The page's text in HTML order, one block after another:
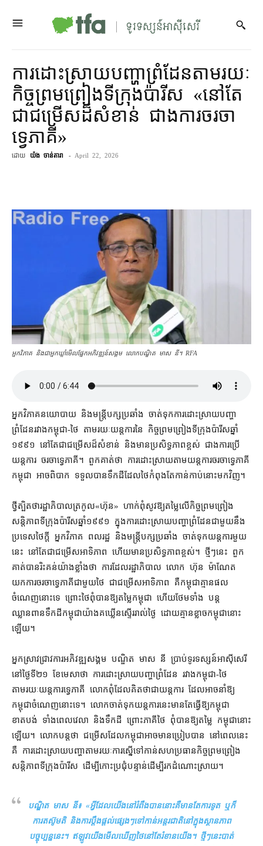
ការ​ដោះស្រាយ​បញ្ហា​ព្រំដែន​តាមរយៈ​
កិច្ចព្រមព្រៀង​ទីក្រុង​ប៉ារីស «នៅតែ​
ជា​ជម្រើស​ដ៏​សំខាន់ ជាង​ការ​ចរចា​
ទ្វេ​ភាគី»
ដោយ យ៉ង ចាន់តារា - April 22, 2026
អ្នក​វិភាគ និង​ជា​អ្នក​ឃ្លាំមើល​ផ្នែក​អភិវឌ្ឍន៍​សង្គម លោក​បណ្ឌិត មាស នី។ RFA
អ្នកវិភាគ​នយោបាយ និង​មន្ត្រី​បក្ស​ប្រឆាំង ចាត់ទុក​ការ​ដោះស្រាយ​បញ្ហា​
ព្រំដែន​រវាង​កម្ពុជា​-​ថៃ តាមរយៈ​យន្តការ​នៃ កិច្ចព្រមព្រៀង​ទីក្រុង​ប៉ារីស​ឆ្នាំ​
១៩៩១ នៅតែ​ជា​ជម្រើស​ដ៏​សំខាន់ និង​មាន​ប្រសិទ្ធភាព​ខ្ពស់ ជាង​ការប្រើ​
យន្តការ ចរចា​ទ្វេភាគី​។ ពួកគាត់​ថា ការ​ដោះស្រាយ​តាម​យន្ត​ការចរចា​ទ្វេភាគី​
កម្ពុជា អាច​ពិបាក ទទួល​បាន​ទឹកដី​ដែល​ថៃ​កំពុងតែ​កាន់កាប់​នោះ​មក​វិញ។
ថ្វី​ត្បិត​ថា​រដ្ឋាភិបាល​ត្រកូល​«​ហ៊ុន​» ហាក់​ពុំ​សូវ​ឱ្យ​តម្លៃ​លើ​កិច្ចព្រមព្រៀង​
សន្តិភាព​ទីក្រុង​ប៉ារីស​ឆ្នាំ​១៩៩១ ក្នុង​ការ​ដោះស្រាយ​បញ្ហា​ព្រំដែន​ជាមួយនឹង​
ប្រទេស​ថៃ​ក្ដី អ្នកវិភាគ ពលរដ្ឋ និង​មន្ត្រី​បក្ស​ប្រឆាំង ចាត់ទុក​យន្តការ​មួយ​
នេះ នៅតែ​ជា​ជម្រើស​អាទិភាព ហើយ​មាន​ប្រសិទ្ធភាព​ខ្ពស់​។ ថ្មីៗ​នេះ ពួក
គាត់​បាន​រិះគន់​យ៉ាង​ខ្លាំង​ថា ការ​ដែល​រដ្ឋាភិបាល លោក ហ៊ុន ម៉ាណែត
យក​ការចរចា​ទ្វេភាគី​ជាមួយ​ថៃ ជា​ជម្រើស​អាទិភាព គឺ​កម្ពុជា​គ្មាន​ផល​
ចំណេញ​នោះ​ទេ ព្រោះ​ថៃ​ពុំ​បានឱ្យ​តម្លៃ​កម្ពុជា ហើយ​ថែមទាំង បន្ត​
ឈ្លានពាន​ទឹកដី​កម្ពុជា​យ៉ាង​គឃ្លើន​ស្ទើរ​រាល់ថ្ងៃ ដោយ​គ្មាន​ខ្លាច​កម្ពុជា​នោះ​
ឡើយ។
អ្នកស្រាវជ្រាវ​ការ​អភិវឌ្ឍ​សង្គម បណ្ឌិត មាស នី ប្រាប់​ទូរទស្សន៍​អាស៊ីសេរី​
នៅ​ថ្ងៃទី​២១ ខែ​មេសា​ថា ការ​ដោះស្រាយ​បញ្ហា​ព្រំដែន រវាង​កម្ពុជា​-​ថៃ​
តាមរយៈ​យន្តការ​ទ្វេភាគី លោក​ពុំដែល​គិតថា​ជា​យន្តការ ដែល​អាច​នាំ​ឱ្យ​
កម្ពុជា​ចំណេញ​នោះ​ទេ។ លោក​ចាត់ទុក​យន្តការ​នេះ​មានតែ​ធ្វើ​ឱ្យ​កម្ពុជា​
ខាតបង់ ទាំង​ពេលវេលា និង​ទឹកដី ព្រោះ​ភាគី​ថៃ ពុំ​បានឱ្យ​តម្លៃ កម្ពុជា​នោះ​
ឡើយ​។ លោក​បន្ត​ថា ជម្រើស​ដែល​កម្ពុជា​អាច​មាន​ប្រៀប​បាន នៅ​ពេល​នេះ​
គឺ ការ​ដោះស្រាយ​បញ្ហា​តាមរយៈ​ការ​ស្នើ​ទៅកាន់​សហប្រធាន​កិច្ចព្រមព្រៀង​
សន្តិភាព​ទីក្រុង​ប៉ារីស ដើម្បី​កោះ​ប្រជុំ​បន្ទាន់​ដើម្បី​រក​ដំណោះស្រាយ។
បណ្ឌិត មាស នី៖ «អ្វី​ដែល​យើង​នៅ​រំពឹង​បាន​នោះ​គឺ​មានតែ​ការទូត ឬក៏​
ការ​តស៊ូ​មតិ និង​ការ​ប្ដឹងផ្ដល់​ផ្សេងៗ​ទៅកាន់​អន្តរជាតិ​នៅក្នុង​ស្ថានភាព​
បច្ចុប្បន្ន​នេះ​។ ឥឡូវ​យើង​មើលឃើញ​ថៃ​នៅតែ​រំខាន​យើង​។ ថ្មីៗ​នេះ​បាត់​